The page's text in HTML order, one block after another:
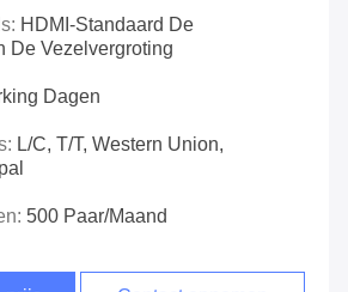
HDMI-Standaard De
De Vezelvergroting
Dagen
L/C, T/T, Western Union,
500 Paar/maand